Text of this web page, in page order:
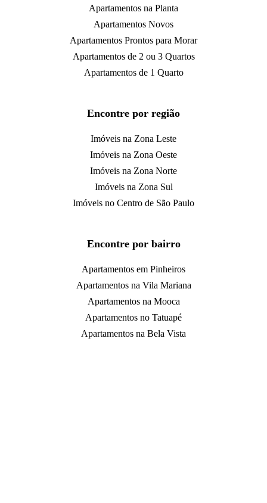
Apartamentos na Planta
Apartamentos Novos
Apartamentos Prontos para Morar
Apartamentos de 2 ou 3 Quartos
Apartamentos de 1 Quarto
Encontre por região
Imóveis na Zona Leste
Imóveis na Zona Oeste
Imóveis na Zona Norte
Imóveis na Zona Sul
Imóveis no Centro de São Paulo
Encontre por bairro
Apartamentos em Pinheiros
Apartamentos na Vila Mariana
Apartamentos na Mooca
Apartamentos no Tatuapé
Apartamentos na Bela Vista